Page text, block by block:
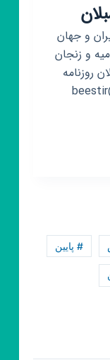
و جهان
و زنجان
روزنامه
سراسری و دیجیتالی ادمین @beestir
# پایین